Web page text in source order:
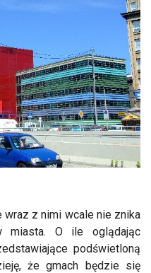
wraz z nimi wcale nie znika
miasta. O ile oglądając
podświetloną
że gmach będzie się